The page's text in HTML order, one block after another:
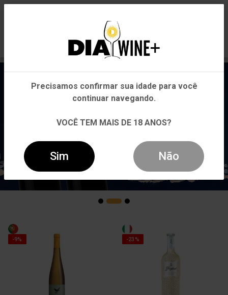
-9% -23%
Em que Estado você está?
Pernambuco
Outros Estados
Precisamos confirmar sua idade para você
continuar navegando.
VOCÊ TEM MAIS DE 18 ANOS?
Sim Não